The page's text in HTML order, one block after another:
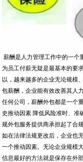
薪酬是人力管理工作中的一个
为员工付薪无疑是最基本的要
以，越来越多的企业无论规模
包薪酬，企业能有效改善其人
任何公司，薪酬外包都是一个
史推动因素 降低风险准时、准
规外包服务提供商承担起了合
如在法律法规更改后，企业也
一个推动因素。无论企业规模
信息最好的方法就是保存在外